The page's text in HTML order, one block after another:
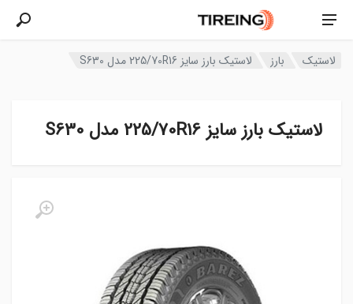
لاستیک بارز لاستیک بارز سایز 225/70R16 مدل S630
لاستیک بارز سایز 225/70R16 مدل S630